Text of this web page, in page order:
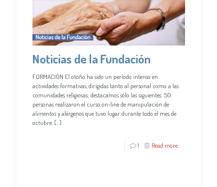
Noticias de la Fundación
FORMACIÓN El otoño ha sido un período intenso en
actividades formativas, dirigidas tanto al personal como a las
comunidades religiosas; destacamos sólo las siguientes: 50
personas realizaron el curso on-line de manipulación de
alimentos y alérgenos que tuvo lugar durante todo el mes de
octubre.[…]
1 Read more